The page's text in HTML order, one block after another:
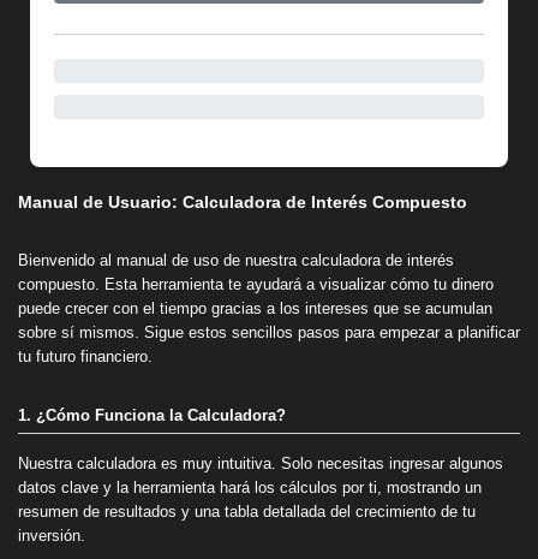
Manual de Usuario: Calculadora de Interés Compuesto
Bienvenido al manual de uso de nuestra calculadora de interés
compuesto. Esta herramienta te ayudará a visualizar cómo tu dinero
puede crecer con el tiempo gracias a los intereses que se acumulan
sobre sí mismos. Sigue estos sencillos pasos para empezar a planificar
tu futuro financiero.
1. ¿Cómo Funciona la Calculadora?
Nuestra calculadora es muy intuitiva. Solo necesitas ingresar algunos
datos clave y la herramienta hará los cálculos por ti, mostrando un
resumen de resultados y una tabla detallada del crecimiento de tu
inversión.